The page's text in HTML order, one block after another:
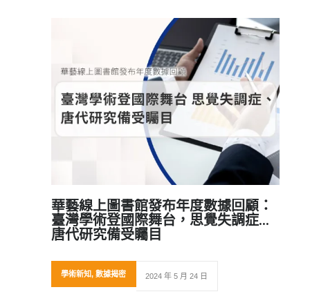
華藝線上圖書館發布年度數據回顧：
臺灣學術登國際舞台，思覺失調症、
唐代研究備受矚目
學術新知, 數據揭密 2024 年 5 月 24 日